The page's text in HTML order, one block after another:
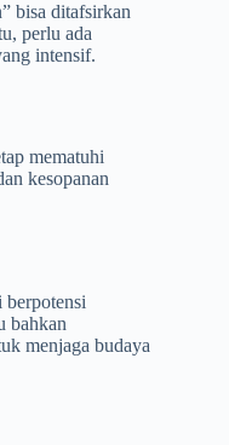
bisa ditafsirkan
perlu ada
intensif.
mematuhi
kesopanan
berpotensi
bahkan
menjaga budaya